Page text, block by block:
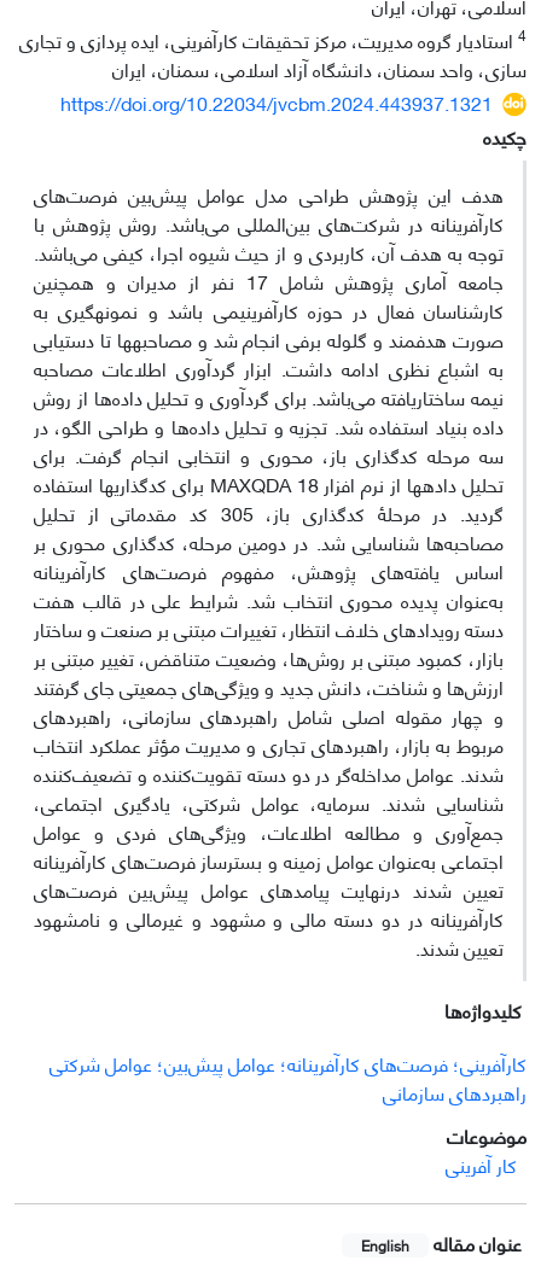
4 استادیار گروه مدیریت، مرکز تحقیقات کارآفرینی، ایده پردازی و تجاری
سازی، واحد سمنان، دانشگاه آزاد اسلامی، سمنان، ایران
https://doi.org/10.22034/jvcbm.2024.443937.1321
چکیده
هدف این پژوهش طراحی مدل عوامل پیش‌بین فرصت‌های
کارآفرینانه در شرکت‌های بین‌المللی می‌باشد. روش پژوهش با
توجه به هدف آن، کاربردی و از حیث شیوه اجرا، کیفی می‌باشد.
جامعه آماری پژوهش شامل 17 نفر از مدیران و همچنین
کارشناسان فعال در حوزه کارآفرینیمی باشد و نمونه­گیری به
صورت هدفمند و گلوله برفی انجام شد و مصاحبه­ها تا دستیابی
به اشباع نظری ادامه داشت. ابزار گردآوری اطلاعات مصاحبه
نیمه ساختاریافته می‌باشد. برای گردآوری و تحلیل داده‌ها از روش
داده بنیاد استفاده شد. تجزیه و تحلیل داده‌ها و طراحی الگو، در
سه مرحله کدگذاری باز، محوری و انتخابی انجام گرفت. برای
تحلیل داده‎ها از نرم افزار 18 MAXQDA برای کدگذاری‎ها استفاده
گردید. در مرحلۀ کدگذاری باز، 305 کد مقدماتی از تحلیل
مصاحبه‌ها شناسایی شد. در دومین مرحله، کدگذاری محوری بر
اساس یافته‌های پژوهش، مفهوم فرصت‌های کارآفرینانه
به‌عنوان پدیده محوری انتخاب شد. شرایط علی در قالب هفت
دسته رویدادهای خلاف انتظار، تغییرات مبتنی بر صنعت و ساختار
بازار، کمبود مبتنی بر روش‌ها، وضعیت متناقض، تغییر مبتنی بر
ارزش‌ها و شناخت، دانش جدید و ویژگی‌های جمعیتی جای گرفتند
و چهار مقوله اصلی شامل راهبردهای سازمانی، راهبردهای
مربوط به بازار، راهبردهای تجاری و مدیریت مؤثر عملکرد انتخاب
شدند. عوامل مداخله‌گر در دو دسته تقویت‌کننده و تضعیف‌کننده
شناسایی شدند. سرمایه، عوامل شرکتی، یادگیری اجتماعی،
جمع‌آوری و مطالعه اطلاعات، ویژگی‌های فردی و عوامل
اجتماعی به‌عنوان عوامل زمینه و بسترساز فرصت‌های کارآفرینانه
تعیین شدند درنهایت پیامدهای عوامل پیش‌بین فرصت‌های
کارآفرینانه در دو دسته مالی و مشهود و غیرمالی و نامشهود
تعیین شدند.
کلیدواژه‌ها
کارآفرینی؛ فرصت‌های کارآفرینانه؛ عوامل پیش‌بین؛ عوامل شرکتی
راهبردهای سازمانی
موضوعات
کار آفرینی
عنوان مقاله English